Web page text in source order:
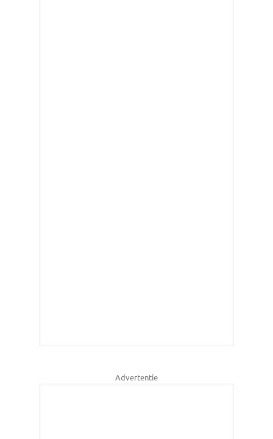
Advertentie